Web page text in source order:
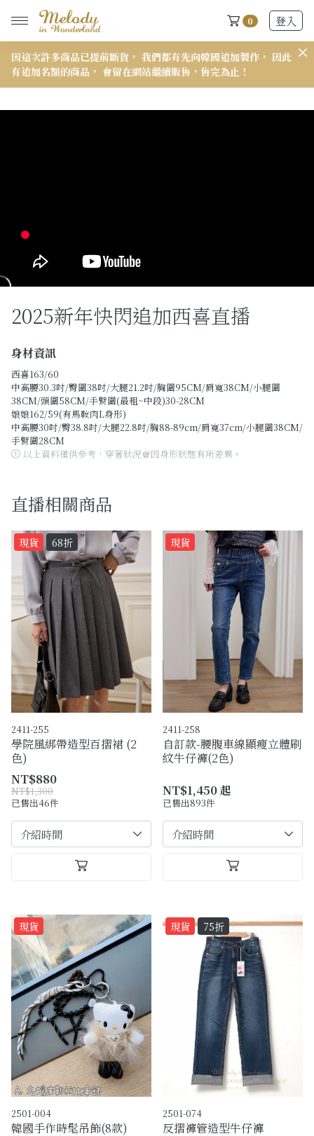
0 登入
New Arrivals
2026 S/S-01 最後現貨
Past Collections
全部
現貨專區-可快速出貨
C字頭商品- 防曬披肩/好穿內衣
KOL選品
最新消息
訂單查詢
關於我們
購物須知
Facebook粉絲專頁
Facebook社團
Instagram
因這次許多商品已提前斷貨， 我們都有先向韓國追加製作， 因此
有追加名額的商品， 會留在網站繼續販售，售完為止！
2025新年快閃追加西喜直播
身材資訊
西喜163/60
中高腰30.3吋/臀圍38吋/大腿21.2吋/胸圍95CM/肩寬38CM/小腿圍
38CM/頭圍58CM/手臂圍(最粗~中段)30-28CM
娘娘162/59(有馬鞍肉L身形)
中高腰30吋/臀38.8吋/大腿22.8吋/胸88-89cm/肩寬37cm/小腿圍38CM/
手臂圍28CM
以上資料僅供參考，穿著狀況會因身形狀態有所差異。
直播相關商品
現貨 68折
2411-255
學院風綁帶造型百摺裙 (2
色)
NT$880
NT$1,300
已售出46件
現貨
2411-258
自訂款-腰腹車線顯瘦立體刷
紋牛仔褲(2色)
NT$1,450 起
已售出893件
現貨
2501-004
韓國手作時髦吊飾(8款)
現貨 75折
2501-074
反摺褲管造型牛仔褲